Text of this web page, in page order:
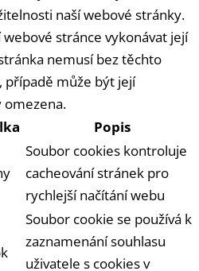
naší webové stránky.
stránce vykonávat její
nemusí bez těchto
případě může být její
omezena.
Popis
Soubor cookies kontroluje
cacheování stránek pro
rychlejší načítání webu
Soubor cookie se používá k
zaznamenání souhlasu
uživatele s cookies v